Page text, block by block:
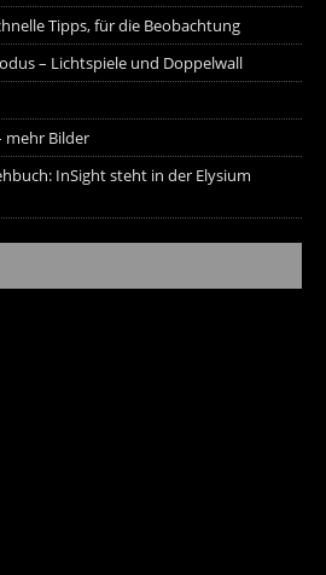
Tipps, für die Beobachtung
– Lichtspiele und Doppelwall
mehr Bilder
InSight steht in der Elysium